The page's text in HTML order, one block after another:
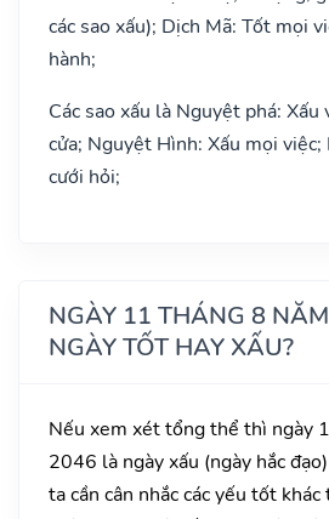
các sao xấu); Dịch Mã: Tốt mọi
hành;
Các sao xấu là Nguyệt phá: Xấu
cửa; Nguyệt Hình: Xấu mọi
cưới hỏi;
NGÀY 11 THÁNG 8
NGÀY TỐT HAY XẤU?
Nếu xem xét tổng thể thì ngày
2046 là ngày xấu (ngày hắc
ta cần cân nhắc các yếu tốt